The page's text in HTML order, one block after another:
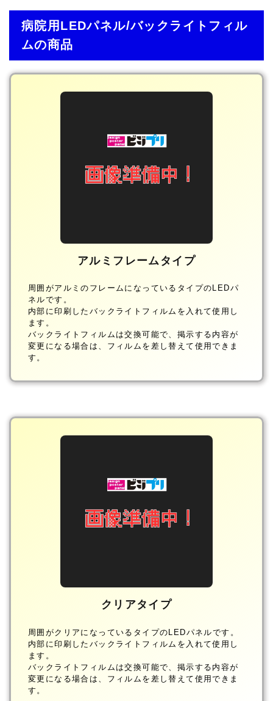
病院用LEDパネル/バックライトフィル
ムの商品
アルミフレームタイプ
周囲がアルミのフレームになっているタイプのLEDパ
ネルです。
内部に印刷したバックライトフィルムを入れて使用し
ます。
バックライトフィルムは交換可能で、掲示する内容が
変更になる場合は、フィルムを差し替えて使用できま
す。
クリアタイプ
周囲がクリアになっているタイプのLEDパネルです。
内部に印刷したバックライトフィルムを入れて使用し
ます。
バックライトフィルムは交換可能で、掲示する内容が
変更になる場合は、フィルムを差し替えて使用できま
す。